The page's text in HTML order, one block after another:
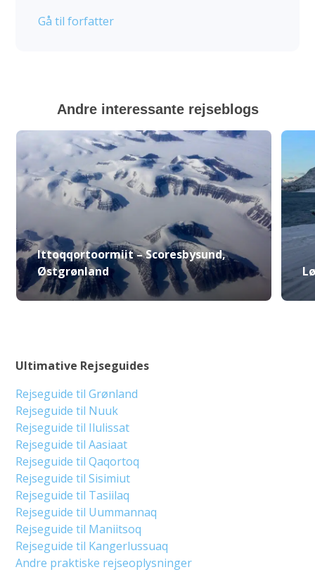
Gå til forfatter
Andre interessante rejseblogs
Ittoqqortoormiit – Scoresbysund,
Østgrønland
Ultimative Rejseguides
Rejseguide til Grønland
Rejseguide til Nuuk
Rejseguide til Ilulissat
Rejseguide til Aasiaat
Rejseguide til Qaqortoq
Rejseguide til Sisimiut
Rejseguide til Tasiilaq
Rejseguide til Uummannaq
Rejseguide til Maniitsoq
Rejseguide til Kangerlussuaq
Andre praktiske rejseoplysninger